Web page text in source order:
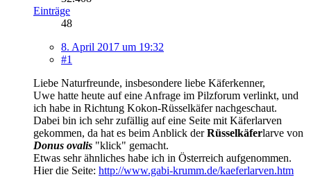
Einträge
48
8. April 2017 um 19:32
#1
Liebe Naturfreunde, insbesondere liebe Käferkenner,
Uwe hatte heute auf eine Anfrage im Pilzforum verlinkt, und
ich habe in Richtung Kokon-Rüsselkäfer nachgeschaut.
Dabei bin ich sehr zufällig auf eine Seite mit Käferlarven
gekommen, da hat es beim Anblick derRüsselkäferlarve von
Donus ovalis "klick" gemacht.
Etwas sehr ähnliches habe ich in Österreich aufgenommen.
Hier die Seite: http://www.gabi-krumm.de/kaeferlarven.htm